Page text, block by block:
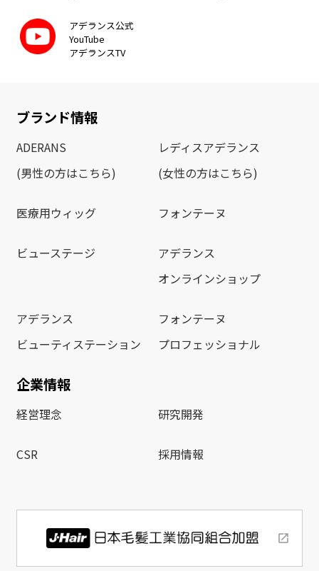
アデランス公式
YouTube
アデランスTV
ブランド情報
ADERANS
(男性の方はこちら)
レディスアデランス
(女性の方はこちら)
医療用ウィッグ フォンテーヌ
ビューステージ
アデランス
オンラインショップ
アデランス
ビューティステーション
フォンテーヌ
プロフェッショナル
企業情報
経営理念 研究開発
CSR 採用情報